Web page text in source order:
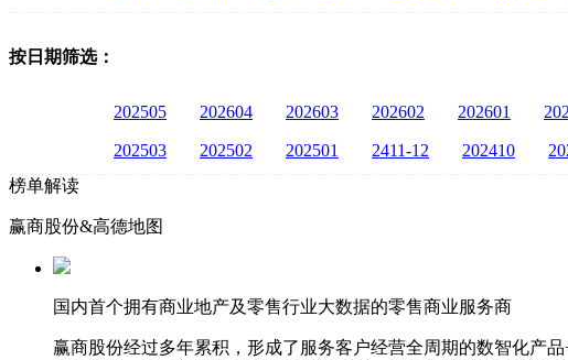
按日期筛选：
202505 202604 202603 202602 202601
202503 202502 202501 2411-12 202410
榜单解读
赢商股份&高德地图
国内首个拥有商业地产及零售行业大数据的零售商业服务商
赢商股份经过多年累积，形成了服务客户经营全周期的数智化产